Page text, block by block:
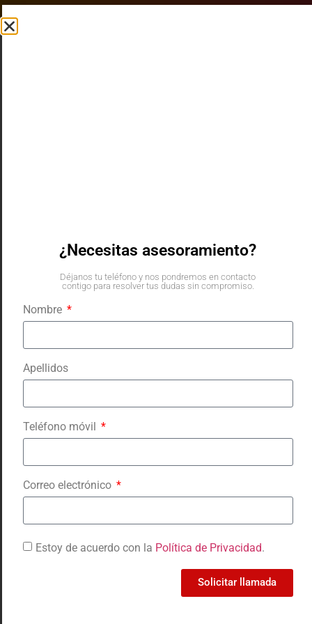
Nombre
Correo Electrónico
Link web
¿Necesitas asesoramiento?
Déjanos tu teléfono y nos pondremos en contacto
contigo para resolver tus dudas sin compromiso.
Nombre
Apellidos
Teléfono móvil
Correo electrónico
Estoy de acuerdo con la Política de Privacidad.
Solicitar llamada